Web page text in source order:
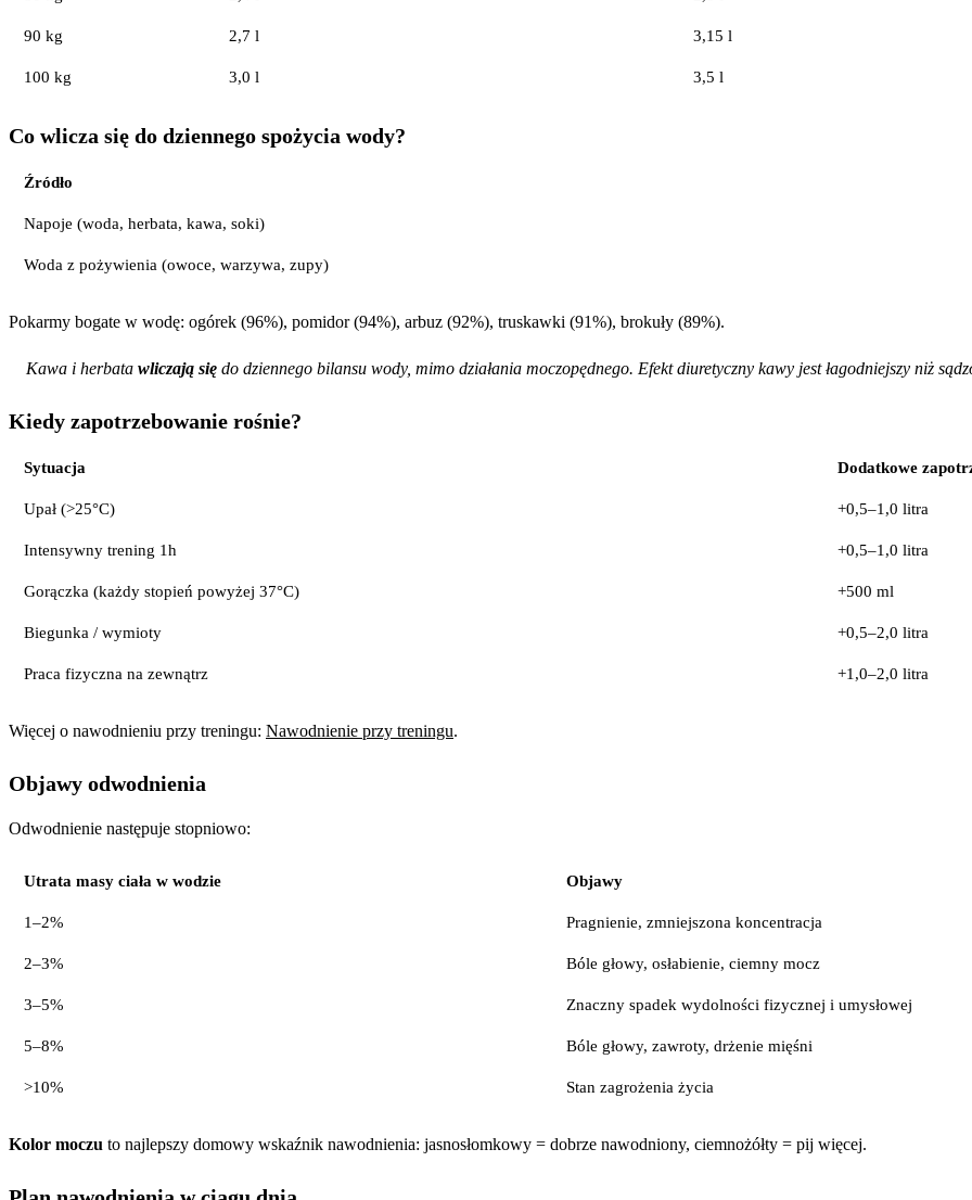
90 kg 2,7 l 3,15 l
100 kg 3,0 l 3,5 l
Co wlicza się do dziennego spożycia wody?
Źródło
Napoje (woda, herbata, kawa, soki)
Woda z pożywienia (owoce, warzywa, zupy)
Pokarmy bogate w wodę: ogórek (96%), pomidor (94%), arbuz (92%), truskawki (91%), brokuły (89%).
Kawa i herbata wliczają się do dziennego bilansu wody, mimo działania moczopędnego. Efekt diuretyczny kawy jest łagodniejszy niż
Kiedy zapotrzebowanie rośnie?
Sytuacja Dodatkowe
Upał (>25°C) +0,5–1,0 litra
Intensywny trening 1h +0,5–1,0 litra
Gorączka (każdy stopień powyżej 37°C) +500 ml
Biegunka / wymioty +0,5–2,0 litra
Praca fizyczna na zewnątrz +1,0–2,0 litra
Więcej o nawodnieniu przy treningu: Nawodnienie przy treningu.
Objawy odwodnienia
Odwodnienie następuje stopniowo:
Utrata masy ciała w wodzie Objawy
1–2% Pragnienie, zmniejszona koncentracja
2–3% Bóle głowy, osłabienie, ciemny mocz
3–5% Znaczny spadek wydolności fizycznej i umysłowej
5–8% Bóle głowy, zawroty, drżenie mięśni
>10% Stan zagrożenia życia
Kolor moczu to najlepszy domowy wskaźnik nawodnienia: jasnosłomkowy = dobrze nawodniony, ciemnożółty = pij więcej.